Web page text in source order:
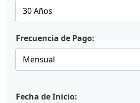
Frecuencia de Pago:
Fecha de Inicio: